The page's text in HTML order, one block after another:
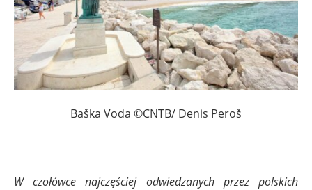
Baška Voda ©CNTB/ Denis Peroš
W czołówce najczęściej odwiedzanych przez polskich